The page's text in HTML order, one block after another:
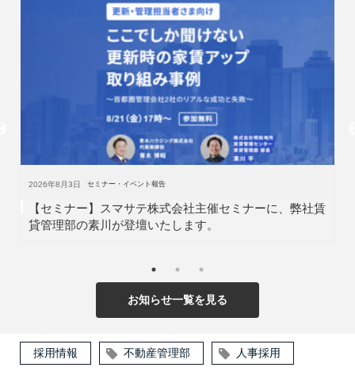
2026年8月3日 セミナー・イベント報告
【セミナー】スマサテ株式会社主催セミナーに、弊社賃
貸管理部の素川が登壇いたします。
お知らせ一覧を見る
採用情報 不動産管理部 人事採用